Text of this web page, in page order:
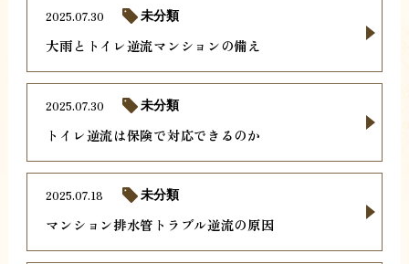
大雨とトイレ逆流マンションの備え
2025.07.30 未分類
トイレ逆流は保険で対応できるのか
2025.07.30 未分類
マンション排水管トラブル逆流の原因
2025.07.18 未分類